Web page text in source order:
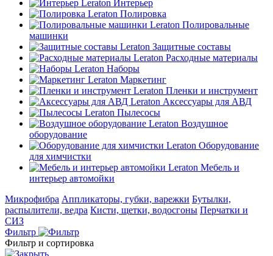
Интерьер
Полировка
Полировальные
машинки
Защитные составы
Расходные материалы
Наборы
Маркетинг
Пленки и инструмент
Аксессуары для АВД
Пылесосы
Воздушное
оборудование
Оборудование
для химчистки
Мебель и
интерьер автомойки
Микрофибра Аппликаторы, губки, варежки Бутылки,
распылители, ведра Кисти, щетки, водосгоны Перчатки и
СИЗ
Фильтр
Фильтр и сортировка